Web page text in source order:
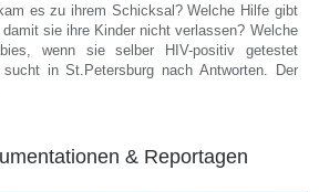
es zu ihrem Schicksal? Welche Hilfe gibt
sie ihre Kinder nicht verlassen? Welche
wenn sie selber HIV-positiv getestet
in St.Petersburg nach Antworten. Der
& Reportagen